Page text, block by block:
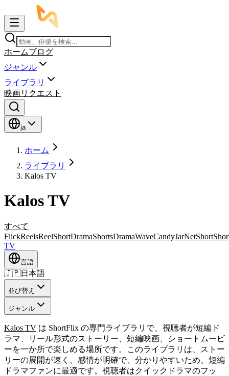
ホームブログ
ジャンル
ライブラリ
映画リクエスト
ja
ホーム
ライブラリ
Kalos TV
Kalos TV
すべて
FlickReelsReelShortDramaShortsDramaWaveCandyJarNetShort
TV
言語
🇯🇵日本語
並び替え
ジャンル
Kalos TV は ShortFlix の専門ライブラリで、視聴者が短編ド
ラマ、リール形式のストーリー、短編映画、ショートムービ
ーを一か所で楽しめる場所です。このライブラリは、ストー
リーの展開が速く、感情が明確で、分かりやすいため、短編
ドラマファンに最適です。視聴者はクイックドラマのフッ